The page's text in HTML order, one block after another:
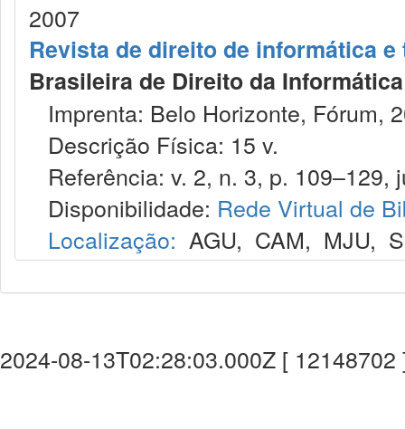
2007
Revista de direito de informática
Brasileira de Direito da
Imprenta: Belo Horizonte, Fórum,
Descrição Física: 15 v.
Referência: v. 2, n. 3, p. 109–129,
Disponibilidade: Rede Virtual de
Localização: AGU, CAM, MJU,
2024-08-13T02:28:03.000Z [ 12148702